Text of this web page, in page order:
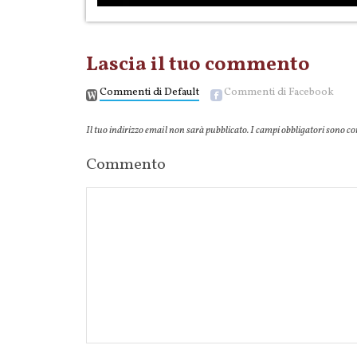
Lascia il tuo commento
Commenti di Default Commenti di Facebook
Il tuo indirizzo email non sarà pubblicato.I campi obbligatori sono
Commento